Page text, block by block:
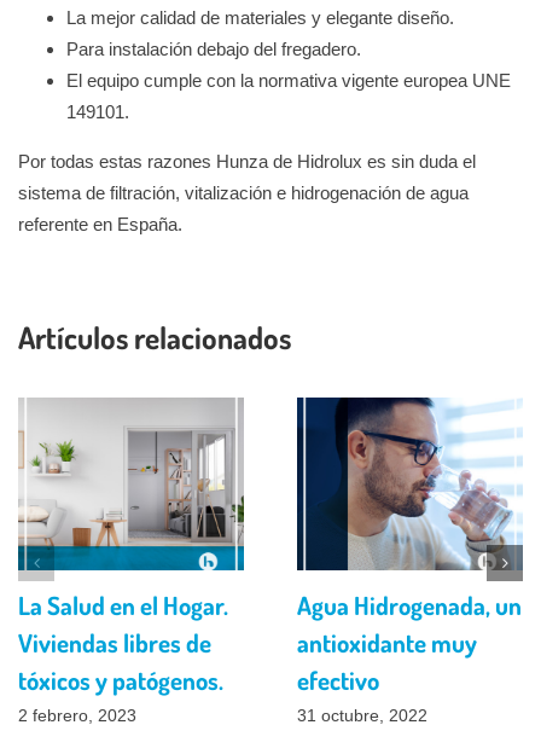
La mejor calidad de materiales y elegante diseño.
Para instalación debajo del fregadero.
El equipo cumple con la normativa vigente europea UNE
149101.
Por todas estas razones Hunza de Hidrolux es sin duda el
sistema de filtración, vitalización e hidrogenación de agua
referente en España.
Artículos relacionados
La Salud en el Hogar.
Viviendas libres de
tóxicos y patógenos.
2 febrero, 2023
Agua Hidrogenada, un
antioxidante muy
efectivo
31 octubre, 2022